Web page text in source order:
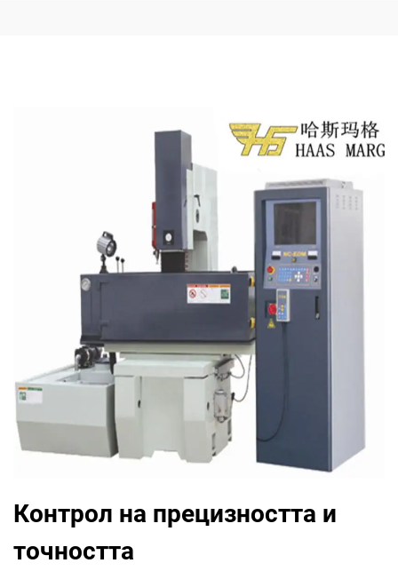
Контрол на прецизността и
точността